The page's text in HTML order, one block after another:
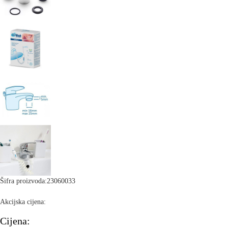
Šifra proizvoda:23060033
Akcijska cijena:
Cijena: